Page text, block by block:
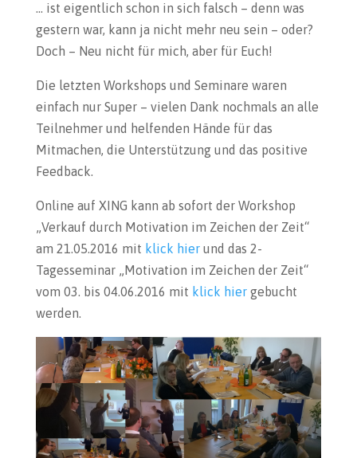
… ist eigentlich schon in sich falsch – denn was
gestern war, kann ja nicht mehr neu sein – oder?
Doch – Neu nicht für mich, aber für Euch!
Die letzten Workshops und Seminare waren
einfach nur Super – vielen Dank nochmals an alle
Teilnehmer und helfenden Hände für das
Mitmachen, die Unterstützung und das positive
Feedback.
Online auf XING kann ab sofort der Workshop
„Verkauf durch Motivation im Zeichen der Zeit“
am 21.05.2016 mit klick hierund das 2-
Tagesseminar „Motivation im Zeichen der Zeit“
vom 03. bis 04.06.2016 mit klick hiergebucht
werden.